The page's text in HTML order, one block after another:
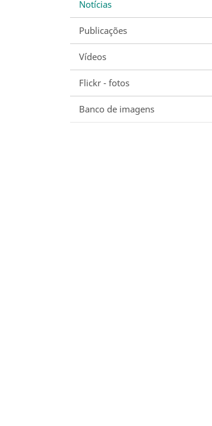
Notícias
Publicações
Vídeos
Flickr - fotos
Banco de imagens